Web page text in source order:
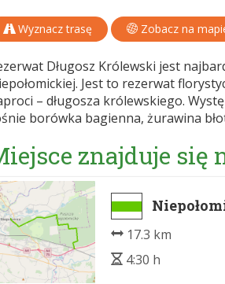
Wyznacz trasę Zobacz na
Długosz Królewski jest
Jest to rezerwat
– długosza królewskiego.
borówka bagienna, żurawina
znajduje się
17.3 km
4:30 h